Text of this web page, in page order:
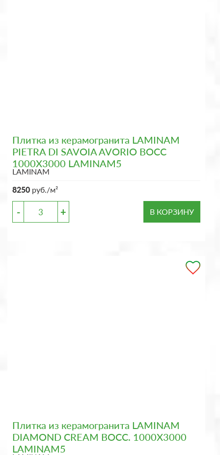
Плитка из керамогранита LAMINAM
PIETRA DI SAVOIA AVORIO BOCC
1000X3000 LAMINAM5
LAMINAM
8250 руб./м²
- + В КОРЗИНУ
Плитка из керамогранита LAMINAM
DIAMOND CREAM BOCC. 1000X3000
LAMINAM5